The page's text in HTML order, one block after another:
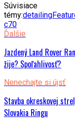
Súvisiace
témy:detailing
c70
Ďalšie
Jazdený Land Rover
žije? Spoľahlivosť?
Nenechajte si újsť
Stavba okreskovej
Slovakia Ringu